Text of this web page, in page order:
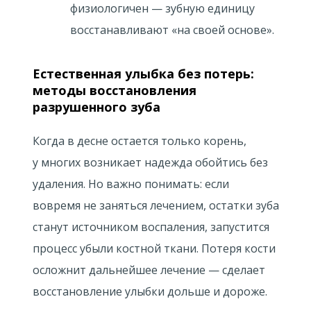
физиологичен — зубную единицу
восстанавливают «на своей основе».
Естественная улыбка без потерь:
методы восстановления
разрушенного зуба
Когда в десне остается только корень,
у многих возникает надежда обойтись без
удаления. Но важно понимать: если
вовремя не заняться лечением, остатки зуба
станут источником воспаления, запустится
процесс убыли костной ткани. Потеря кости
осложнит дальнейшее лечение — сделает
восстановление улыбки дольше и дороже.